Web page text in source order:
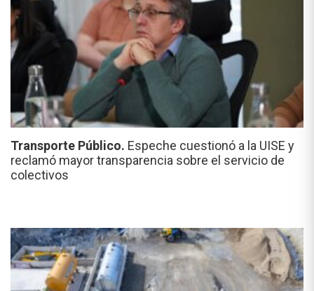
Transporte Público. Espeche cuestionó a la UISE y
reclamó mayor transparencia sobre el servicio de
colectivos